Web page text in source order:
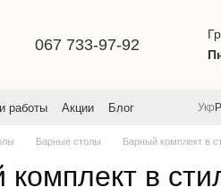
067 733-97-92
работы Акции
Блог
Укр
Барные столы Барный комплект в
комплект в